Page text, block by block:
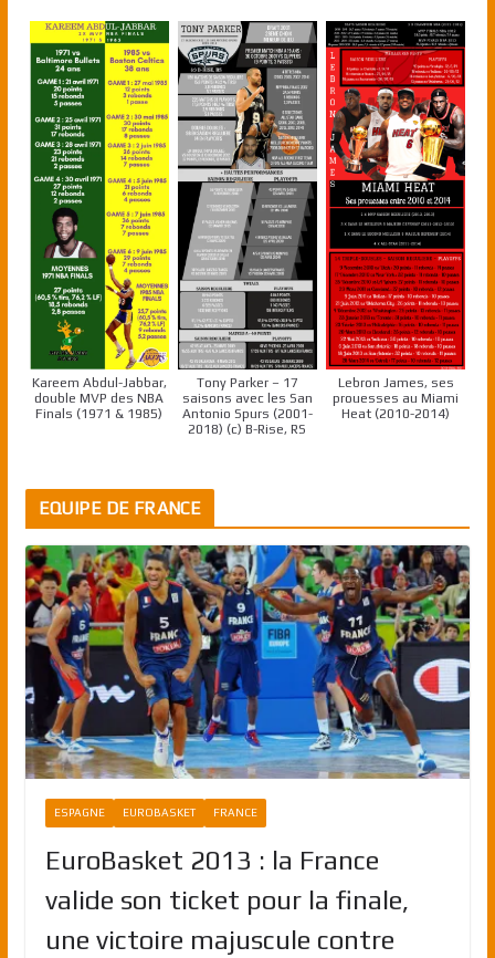
Kareem Abdul-Jabbar,
double MVP des NBA
Finals (1971 & 1985)
Tony Parker – 17
saisons avec les San
Antonio Spurs (2001-
2018) (c) B-Rise, RS
Lebron James, ses
prouesses au Miami
Heat (2010-2014)
EQUIPE DE FRANCE
ESPAGNE EUROBASKET FRANCE
EuroBasket 2013 : la France
valide son ticket pour la finale,
une victoire majuscule contre